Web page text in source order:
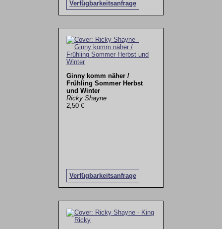
Verfügbarkeitsanfrage
Ginny komm näher /
Frühling Sommer Herbst
und Winter
Ricky Shayne
2,50 €
Verfügbarkeitsanfrage